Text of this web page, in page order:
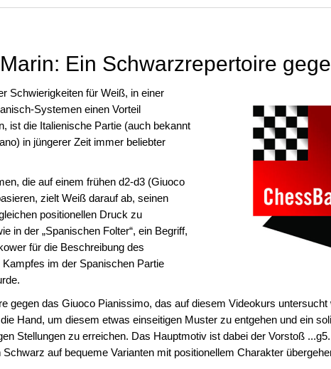
Ein Schwarzrepertoire
Schwierigkeiten für Weiß, in einer
Systemen einen Vorteil
ist die Italienische Partie (auch bekannt
in jüngerer Zeit immer beliebter
die auf einem frühen d2-d3 (Giuoco
zielt Weiß darauf ab, seinen
positionellen Druck zu
in der „Spanischen Folter“, ein Begriff,
für die Beschreibung des
im der Spanischen Partie
gegen das Giuoco Pianissimo, das auf diesem Videokurs
Hand, um diesem etwas einseitigen Muster zu entgehen und ein
Stellungen zu erreichen. Das Hauptmotiv ist dabei der Vorstoß
auf bequeme Varianten mit positionellem Charakter